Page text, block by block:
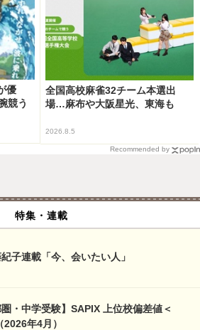
優
競う
全国高校麻雀32チーム本選出
場…麻布や大阪星光、東海も
2026.8.5
Recommended by
特集・連載
子連載「今、会いたい人」
・中学受験】SAPIX 上位校偏差値＜
年4月）